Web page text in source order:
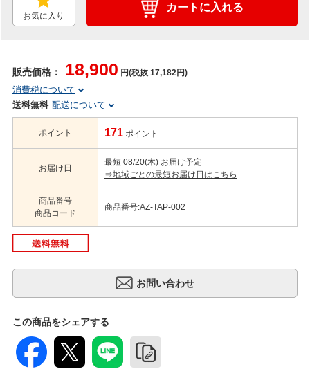
お気に入り
カートに入れる
販売価格： 18,900 円(税抜 17,182円)
消費税について
送料無料 配送について
ポイント 171 ポイント
お届け日
最短 08/20(木) お届け予定
⇒地域ごとの最短お届け日はこちら
商品番号
商品コード
商品番号:AZ-TAP-002
この商品をシェアする